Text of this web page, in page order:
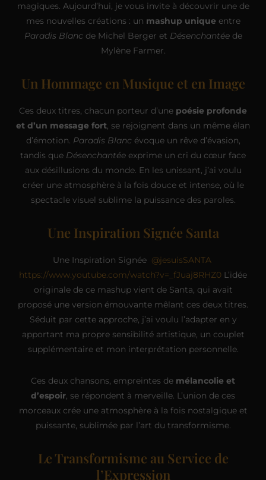
magiques. Aujourd’hui, je vous invite à découvrir une de
mes nouvelles créations : un mashup unique entre
Paradis Blanc de Michel Berger et Désenchantéede
Mylène Farmer.
Un Hommage en Musique et en Image
Ces deux titres, chacun porteur d’une poésie profonde
et d’un message fort, se rejoignent dans un même élan
d’émotion. Paradis Blanc évoque un rêve d’évasion,
tandis que Désenchantée exprime un cri du cœur face
aux désillusions du monde. En les unissant, j’ai voulu
créer une atmosphère à la fois douce et intense, où le
spectacle visuel sublime la puissance des paroles.
Une Inspiration Signée Santa
Une Inspiration Signée @jesuisSANTA
https://www.youtube.com/watch?v=_fJuaj8RHZ0 L’idée
originale de ce mashup vient de Santa, qui avait
proposé une version émouvante mêlant ces deux titres.
Séduit par cette approche, j’ai voulu l’adapter en y
apportant ma propre sensibilité artistique, un couplet
supplémentaire et mon interprétation personnelle.
Ces deux chansons, empreintes de mélancolie et
d’espoir, se répondent à merveille. L’union de ces
morceaux crée une atmosphère à la fois nostalgique et
puissante, sublimée par l’art du transformisme.
Le Transformisme au Service de
l’Expression